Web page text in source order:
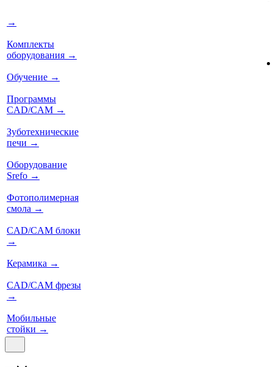
→
Комплекты
оборудования →
Обучение →
Программы
CAD/CAM →
Зуботехнические
печи →
Оборудование
Srefo →
Фотополимерная
смола →
CAD/CAM блоки
→
Керамика →
CAD/CAM фрезы
→
Мобильные
стойки →